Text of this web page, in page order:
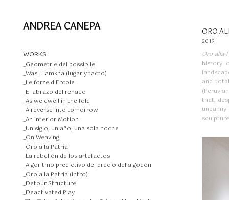
ANDREA CANEPA
WORKS
_Geometrie del possibile
_Wasi Llamkha (lugar y tacto)
_Le forze d Ercole
_El abrazo del renaco
_As we dwell in the fold
_A reverse into tomorrow
_An Interior Motion
_Un siglo, un año, una sola noche
_On Weaving
_Oro alla Patria
_La rebelión de los artefactos
_Algoritmo predictivo del precio del algodón
_Oro alla Patria (intro)
_Detour Structure
_Deactivated Play
ORO
2019
Oro alla
history
and
that,